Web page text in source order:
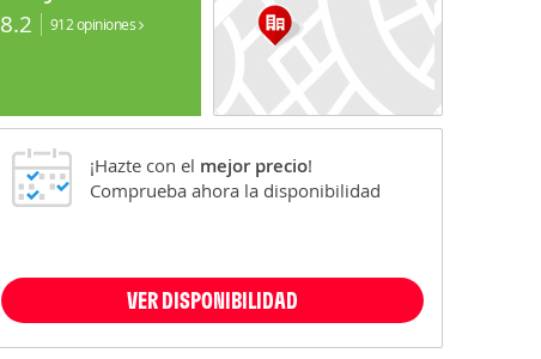
8.2 912 opiniones
¡Hazte con el mejor precio!
Comprueba ahora la disponibilidad
VER DISPONIBILIDAD